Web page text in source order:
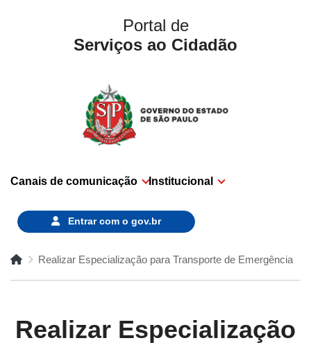
Portal de
Serviços ao Cidadão
Canais de comunicação Institucional
Entrar com o gov.br
Realizar Especialização para Transporte de Emergência
Realizar Especialização